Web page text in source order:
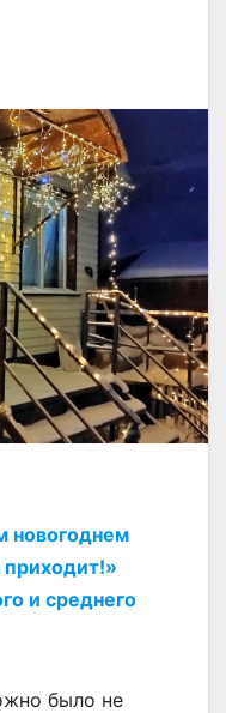
новогоднем
приходит!»
и среднего
было не